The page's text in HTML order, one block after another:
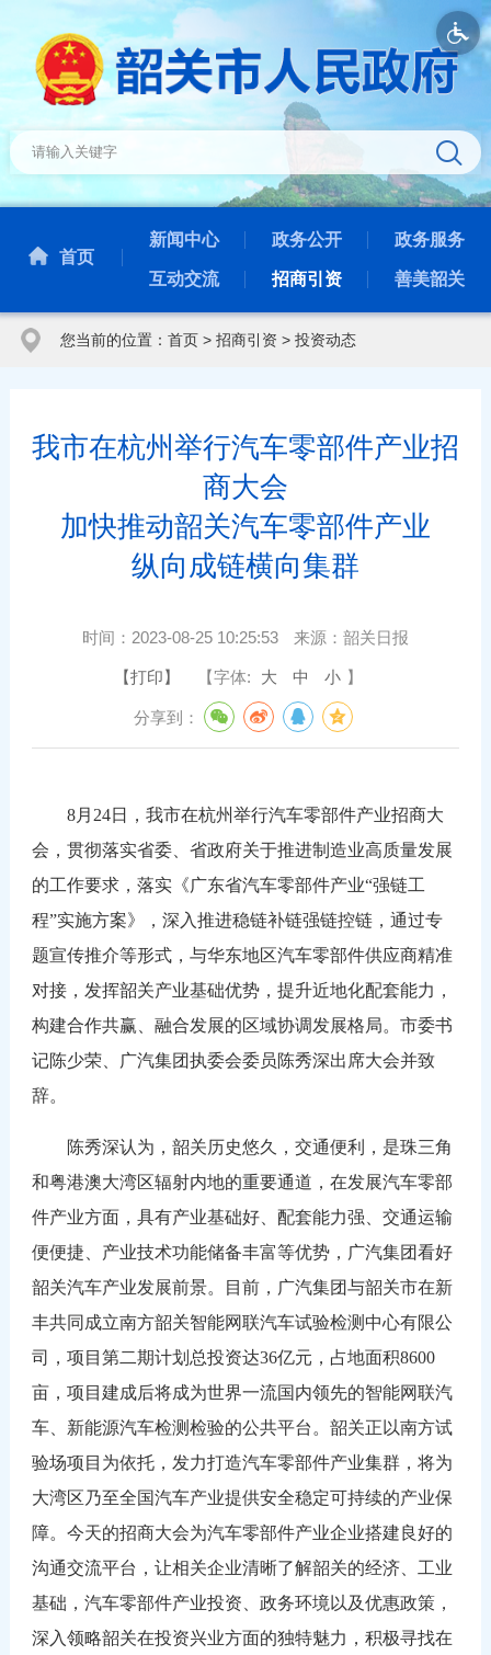
首页
新闻中心 政务公开 政务服务
互动交流 招商引资 善美韶关
您当前的位置： 首页> 招商引资 > 投资动态
我市在杭州举行汽车零部件产业招
商大会
加快推动韶关汽车零部件产业
纵向成链横向集群
时间： 2023-08-25 10:25:53 来源： 韶关日报
【打印】 【字体: 大 中 小 】
分享到：
8月24日，我市在杭州举行汽车零部件产业招商大
会，贯彻落实省委、省政府关于推进制造业高质量发展
的工作要求，落实《广东省汽车零部件产业“强链工
程”实施方案》，深入推进稳链补链强链控链，通过专
题宣传推介等形式，与华东地区汽车零部件供应商精准
对接，发挥韶关产业基础优势，提升近地化配套能力，
构建合作共赢、融合发展的区域协调发展格局。市委书
记陈少荣、广汽集团执委会委员陈秀深出席大会并致
辞。
陈秀深认为，韶关历史悠久，交通便利，是珠三角
和粤港澳大湾区辐射内地的重要通道，在发展汽车零部
件产业方面，具有产业基础好、配套能力强、交通运输
便便捷、产业技术功能储备丰富等优势，广汽集团看好
韶关汽车产业发展前景。目前，广汽集团与韶关市在新
丰共同成立南方韶关智能网联汽车试验检测中心有限公
司，项目第二期计划总投资达36亿元，占地面积8600
亩，项目建成后将成为世界一流国内领先的智能网联汽
车、新能源汽车检测检验的公共平台。韶关正以南方试
验场项目为依托，发力打造汽车零部件产业集群，将为
大湾区乃至全国汽车产业提供安全稳定可持续的产业保
障。今天的招商大会为汽车零部件产业企业搭建良好的
沟通交流平台，让相关企业清晰了解韶关的经济、工业
基础，汽车零部件产业投资、政务环境以及优惠政策，
深入领略韶关在投资兴业方面的独特魅力，积极寻找在